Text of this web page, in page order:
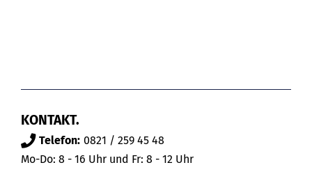
KONTAKT.
Telefon: 0821 / 259 45 48
Mo-Do: 8 - 16 Uhr und Fr: 8 - 12 Uhr